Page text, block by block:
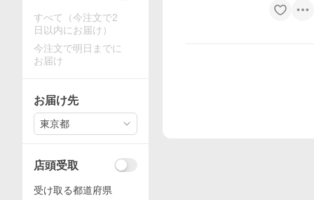
すべて（今注文で2
日以内にお届け）
今注文で明日までに
お届け
お届け先
東京都
店頭受取
受け取る都道府県